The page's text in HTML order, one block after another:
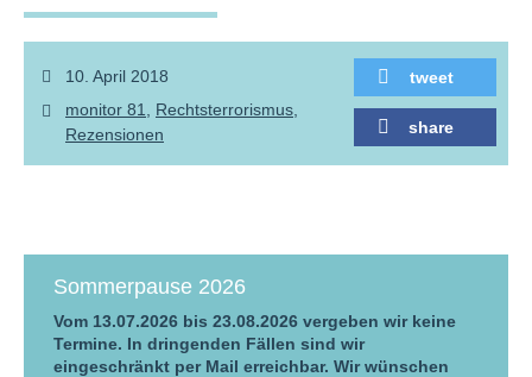
tweet
share
10. April 2018
monitor 81
Rechtsterrorismus
Rezensionen
Sommerpause 2026
Vom 13.07.2026 bis 23.08.2026 vergeben wir keine
Termine. In dringenden Fällen sind wir
eingeschränkt per Mail erreichbar. Wir wünschen